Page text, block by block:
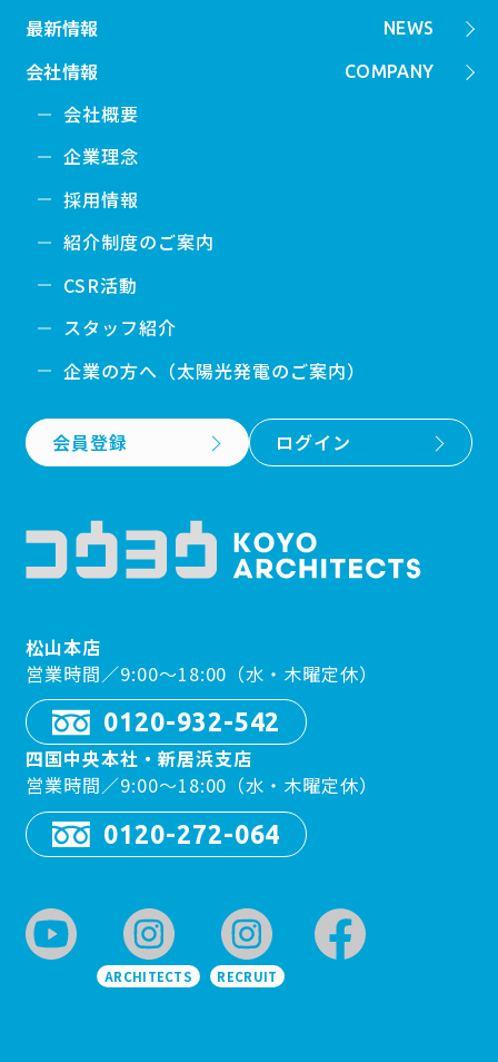
NEWS
最新情報
COMPANY
会社情報
会社概要
企業理念
採用情報
紹介制度のご案内
CSR活動
スタッフ紹介
企業の方へ（太陽光発電のご案内）
会員登録 ログイン
松山本店
営業時間／9:00〜18:00（水・木曜定休）
0120-932-542
四国中央本社・新居浜支店
営業時間／9:00〜18:00（水・木曜定休）
0120-272-064
ARCHITECTS RECRUIT